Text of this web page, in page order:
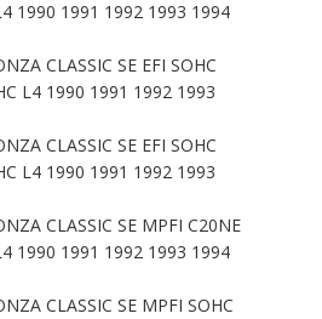
1990 1991 1992 1993 1994
CLASSIC SE EFI SOHC
L4 1990 1991 1992 1993
CLASSIC SE EFI SOHC
L4 1990 1991 1992 1993
CLASSIC SE MPFI C20NE
1990 1991 1992 1993 1994
CLASSIC SE MPFI SOHC